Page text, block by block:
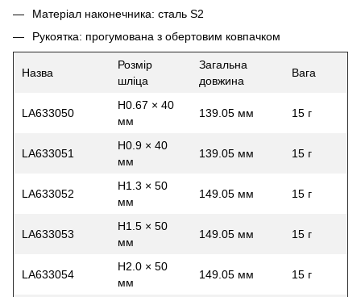
Матеріал наконечника: сталь S2
Рукоятка: прогумована з обертовим ковпачком
Назва
Розмір
шліца
Загальна
довжина
Вага
LA633050
H0.67 × 40
мм
139.05 мм 15 г
LA633051
H0.9 × 40
мм
139.05 мм 15 г
LA633052
H1.3 × 50
мм
149.05 мм 15 г
LA633053
H1.5 × 50
мм
149.05 мм 15 г
LA633054
H2.0 × 50
мм
149.05 мм 15 г